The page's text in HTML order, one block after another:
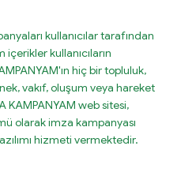
kullanıcılar tarafından
kullanıcıların
hiç bir topluluk,
vakıf, oluşum veya hareket
KAMPANYAM web sitesi,
olarak imza kampanyası
hizmeti vermektedir.